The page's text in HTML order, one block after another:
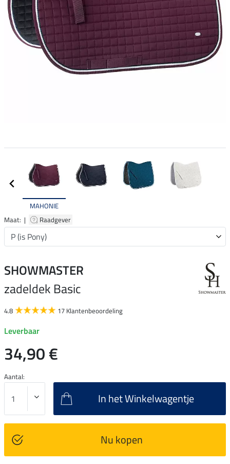
MAHONIE
Maat: |
Raadgever
SHOWMASTER
zadeldek Basic
4.8 17 Klantenbeoordeling
Leverbaar
34,90 €
Aantal:
In het Winkelwagentje
Nu kopen